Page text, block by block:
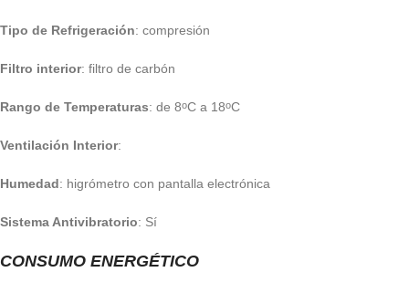
Tipo de Refrigeración: compresión
Filtro interior: filtro de carbón
Rango de Temperaturas: de 8oC a 18oC
Ventilación Interior:
Humedad: higrómetro con pantalla electrónica
Sistema Antivibratorio: Sí
CONSUMO ENERGÉTICO